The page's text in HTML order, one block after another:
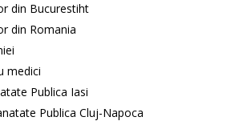
din Bucurestiht
din Romania
medici
Publica Iasi
Publica Cluj-Napoca